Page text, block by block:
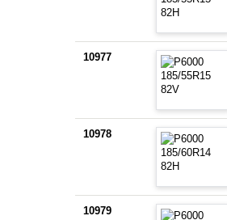
10977
10978
10979